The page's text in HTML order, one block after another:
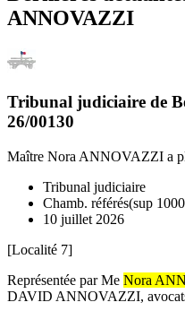
ANNOVAZZI
Tribunal judiciaire de
26/00130
Maître Nora ANNOVAZZI a
Tribunal judiciaire
Chamb. référés(sup
10 juillet 2026
[Localité 7]
Représentée par Me Nora
DAVID ANNOVAZZI,